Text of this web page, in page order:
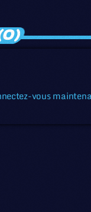
vous